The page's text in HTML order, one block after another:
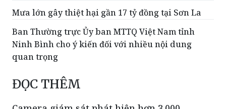
Mưa lớn gây thiệt hại gần 17 tỷ đồng tại Sơn La
Ban Thường trực Ủy ban MTTQ Việt Nam tỉnh
Ninh Bình cho ý kiến đối với nhiều nội dung
quan trọng
ĐỌC THÊM